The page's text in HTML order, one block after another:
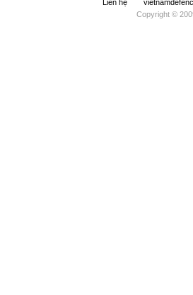
Liên hệ
Copyright ©